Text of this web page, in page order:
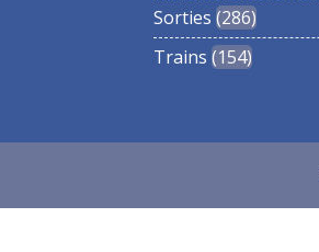
Sorties 286
Trains 154